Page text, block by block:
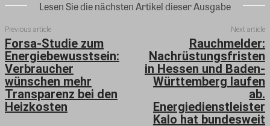
Lesen Sie die nächsten Artikel dieser Ausgabe
Previous article
Forsa-Studie zum
Energiebewusstsein:
Verbraucher
wünschen mehr
Transparenz bei den
Heizkosten
Next article
Rauchmelder:
Nachrüstungsfristen
in Hessen und Baden-
Württemberg laufen
ab.
Energiedienstleister
Kalo hat bundesweit